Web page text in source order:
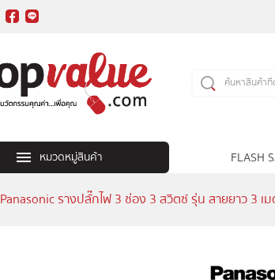
หมวดหมู่สินค้า FLASH
Panasonic รางปลั๊กไฟ 3 ช่อง 3 สวิตซ์ รุ่น สายยาว 3 เ